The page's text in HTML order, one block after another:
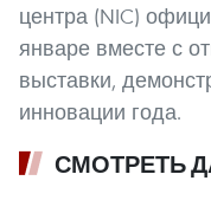
центра (NIC)
январе вместе с
выставки,
инновации года.
СМОТРЕТЬ